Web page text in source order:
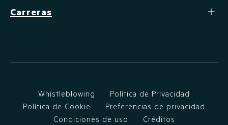
Carreras
Whistleblowing
Política de Privacidad
Política de Cookie
Preferencias de privacidad
Condiciones de uso
Créditos